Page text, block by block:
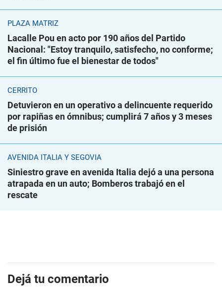
PLAZA MATRIZ
Lacalle Pou en acto por 190 años del Partido
Nacional: "Estoy tranquilo, satisfecho, no conforme;
el fin último fue el bienestar de todos"
CERRITO
Detuvieron en un operativo a delincuente requerido
por rapiñas en ómnibus; cumplirá 7 años y 3 meses
de prisión
AVENIDA ITALIA Y SEGOVIA
Siniestro grave en avenida Italia dejó a una persona
atrapada en un auto; Bomberos trabajó en el
rescate
Dejá tu comentario